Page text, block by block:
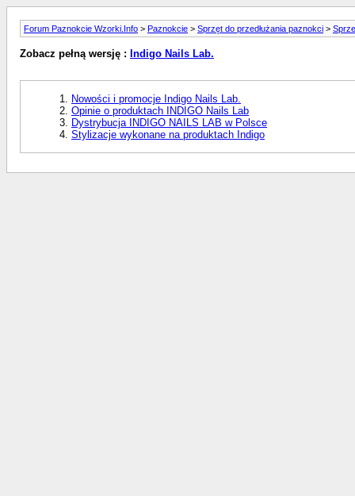
Forum Paznokcie Wzorki.Info > Paznokcie > Sprzęt do przedłużania paznokci >
Zobacz pełną wersję : Indigo Nails Lab.
Nowości i promocje Indigo Nails Lab.
Opinie o produktach INDIGO Nails Lab
Dystrybucja INDIGO NAILS LAB w Polsce
Stylizacje wykonane na produktach Indigo